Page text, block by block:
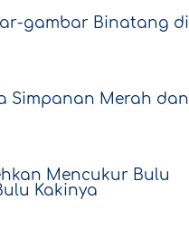
gambar Binatang di
Simpanan Merah dan
Mencukur Bulu
Kakinya